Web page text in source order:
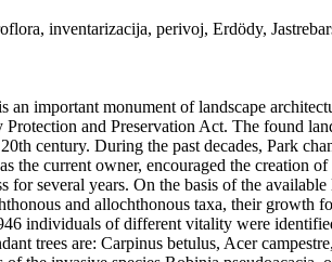
inventarizacija, perivoj, Erdödy,
an important monument of landscape
and Preservation Act. The found
century. During the past decades, Park
the current owner, encouraged the creation
for several years. On the basis of the
and allochthonous taxa, their growth
individuals of different vitality were
trees are: Carpinus betulus, Acer